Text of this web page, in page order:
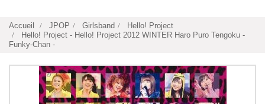
Accueil JPOP Girlsband
Hello! Project
Hello! Project - Hello! Project 2012 WINTER Haro Puro Tengoku -
Funky-Chan -